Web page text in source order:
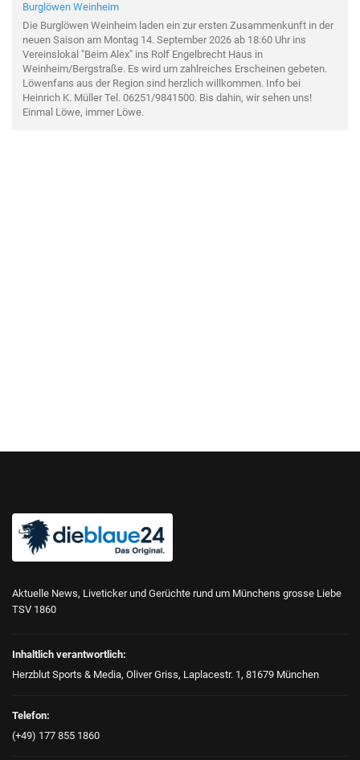
Burglöwen Weinheim
Die Burglöwen Weinheim laden ein zur ersten Zusammenkunft in der
neuen Saison am Montag 14. September 2026 ab 18:60 Uhr ins
Vereinslokal "Beim Alex" ins Rolf Engelbrecht Haus in
Weinheim/Bergstraße. Es wird um zahlreiches Erscheinen gebeten.
Löwenfans aus der Region sind herzlich willkommen. Info bei
Heinrich K. Müller Tel. 06251/9841500. Bis dahin, wir sehen uns!
Einmal Löwe, immer Löwe.
Aktuelle News, Liveticker und Gerüchte rund um Münchens grosse Liebe
TSV 1860
Inhaltlich verantwortlich:
Herzblut Sports & Media, Oliver Griss, Laplacestr. 1, 81679 München
Telefon:
(+49) 177 855 1860